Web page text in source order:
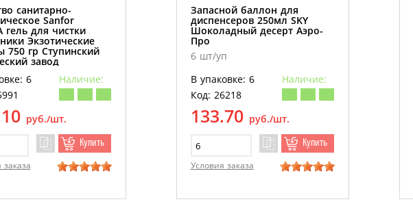
санитарно-
Sanfor
для чистки
Экзотические
750 гр Ступинский
завод
6
Наличие:
руб./шт.
Купить
заказа
Запасной баллон для
диспенсеров 250мл SKY
Шоколадный десерт Аэро-
Про
6 шт/уп
В упаковке: 6
Наличие:
Код: 26218
133.70 руб./шт.
Купить
Условия заказа